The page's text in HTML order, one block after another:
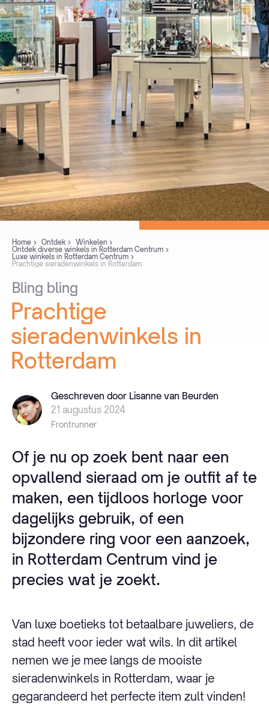
Home Ontdek
Winkelen
Ontdek diverse winkels in Rotterdam Centrum
Luxe winkels in Rotterdam Centrum
Prachtige sieradenwinkels in Rotterdam
Bling bling
Prachtige
sieradenwinkels in
Rotterdam
Geschreven door Lisanne van Beurden
21 augustus 2024
Frontrunner
Of je nu op zoek bent naar een
opvallend sieraad om je outfit af te
maken, een tijdloos horloge voor
dagelijks gebruik, of een
bijzondere ring voor een aanzoek,
in Rotterdam Centrum vind je
precies wat je zoekt.
Van luxe boetieks tot betaalbare juweliers, de
stad heeft voor ieder wat wils. In dit artikel
nemen we je mee langs de mooiste
sieradenwinkels in Rotterdam, waar je
gegarandeerd het perfecte item zult vinden!